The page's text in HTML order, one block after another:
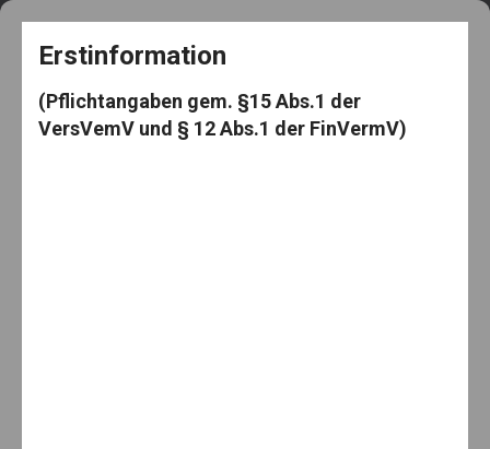
+49 5182 3539 frag@den-knut.de
Makler-Mäuselein
Erstinformation
(Pflichtangaben gem. §15 Abs.1 der
VersVemV und § 12 Abs.1 der FinVermV)